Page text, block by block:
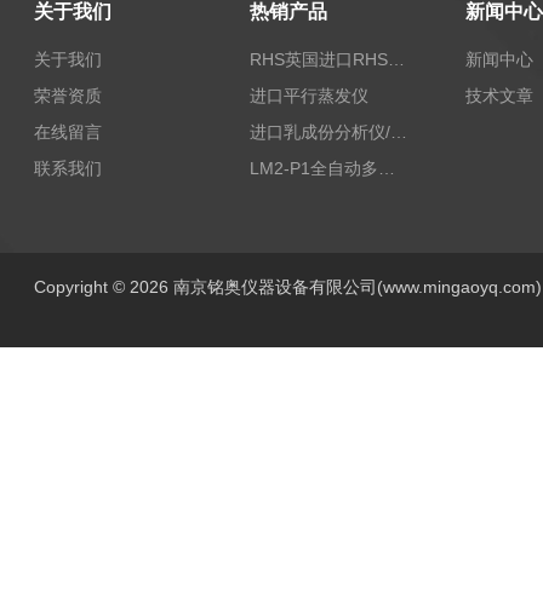
关于我们
关于我们
荣誉资质
在线留言
联系我们
热销产品
RHS英国进口RHS植物标准比色卡
进口平行蒸发仪
进口乳成份分析仪/乳品分析仪
新闻中心
新闻中心
技术文章
Copyright © 2026 南京铭奥仪器设备有限公司